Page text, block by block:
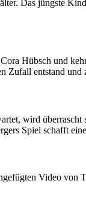
Das jüngste
Hübsch und
entstand
wird
Spiel schafft
Video